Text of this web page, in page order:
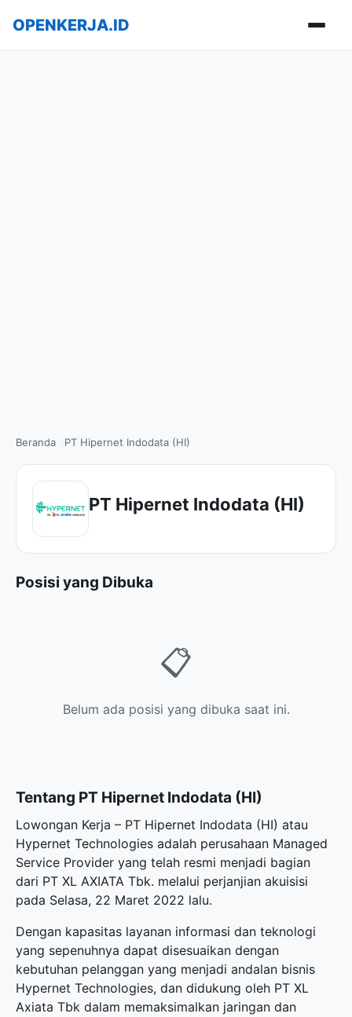
OPENKERJA.ID
Beranda PT Hipernet Indodata (HI)
PT Hipernet Indodata (HI)
Posisi yang Dibuka
📋
Belum ada posisi yang dibuka saat ini.
Tentang PT Hipernet Indodata (HI)
Lowongan Kerja – PT Hipernet Indodata (HI) atau
Hypernet Technologies adalah perusahaan Managed
Service Provider yang telah resmi menjadi bagian
dari PT XL AXIATA Tbk. melalui perjanjian akuisisi
pada Selasa, 22 Maret 2022 lalu.
Dengan kapasitas layanan informasi dan teknologi
yang sepenuhnya dapat disesuaikan dengan
kebutuhan pelanggan yang menjadi andalan bisnis
Hypernet Technologies, dan didukung oleh PT XL
Axiata Tbk dalam memaksimalkan jaringan dan